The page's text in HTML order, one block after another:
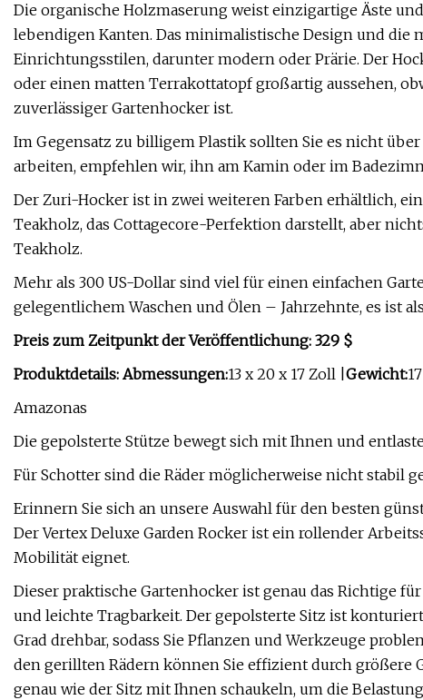
Die organische Holzmaserung weist einzigartige Äste
lebendigen Kanten. Das minimalistische Design und die
Einrichtungsstilen, darunter modern oder Prärie. Der
oder einen matten Terrakottatopf großartig aussehen,
zuverlässiger Gartenhocker ist.
Im Gegensatz zu billigem Plastik sollten Sie es nicht
arbeiten, empfehlen wir, ihn am Kamin oder im
Der Zuri-Hocker ist in zwei weiteren Farben erhältlich,
Teakholz, das Cottagecore-Perfektion darstellt, aber
Teakholz.
Mehr als 300 US-Dollar sind viel für einen einfachen
gelegentlichem Waschen und Ölen – Jahrzehnte, es ist
Preis zum Zeitpunkt der Veröffentlichung: 329 $
Produktdetails: Abmessungen:13 x 20 x 17 Zoll | Gewicht:
Amazonas
Die gepolsterte Stütze bewegt sich mit Ihnen und
Für Schotter sind die Räder möglicherweise nicht stabil
Erinnern Sie sich an unsere Auswahl für den besten
Der Vertex Deluxe Garden Rocker ist ein rollender
Mobilität eignet.
Dieser praktische Gartenhocker ist genau das Richtige
und leichte Tragbarkeit. Der gepolsterte Sitz ist
Grad drehbar, sodass Sie Pflanzen und Werkzeuge
den gerillten Rädern können Sie effizient durch größere
genau wie der Sitz mit Ihnen schaukeln, um die